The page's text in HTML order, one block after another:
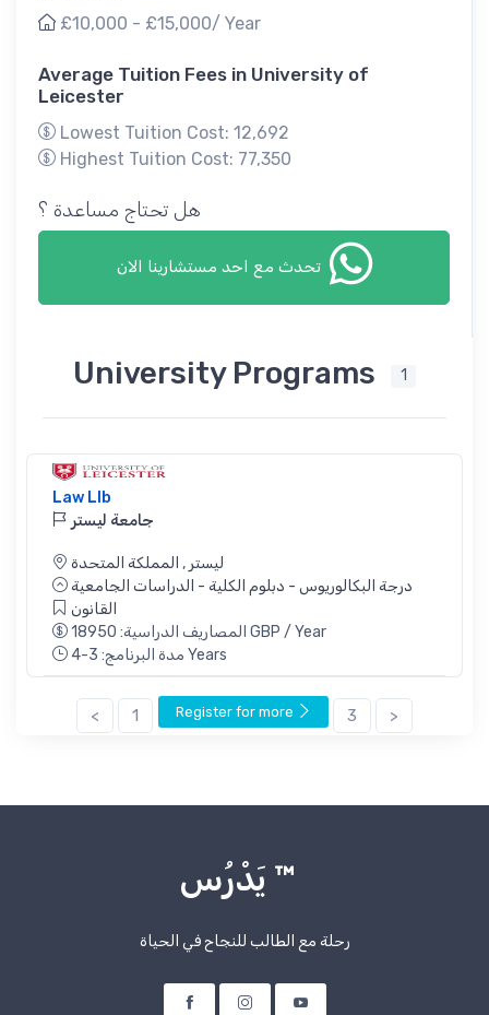
£10,000 - £15,000/ Year
Average Tuition Fees in University of
Leicester
Lowest Tuition Cost: 12,692
Highest Tuition Cost: 77,350
هل تحتاج مساعدة ؟
تحدث مع احد مستشارينا الان
University Programs 1
Law Llb
جامعة ليستر
ليستر , المملكة المتحدة
درجة البكالوريوس - دبلوم الكلية - الدراسات الجامعية
القانون
المصاريف الدراسية: 18950 GBP / Year
مدة البرنامج: 3-4 Years
< 1 Register for more 3 >
يَدْرُس ™
رحلة مع الطالب للنجاح في الحياة
فيسبوك أنستجراميوتيوب